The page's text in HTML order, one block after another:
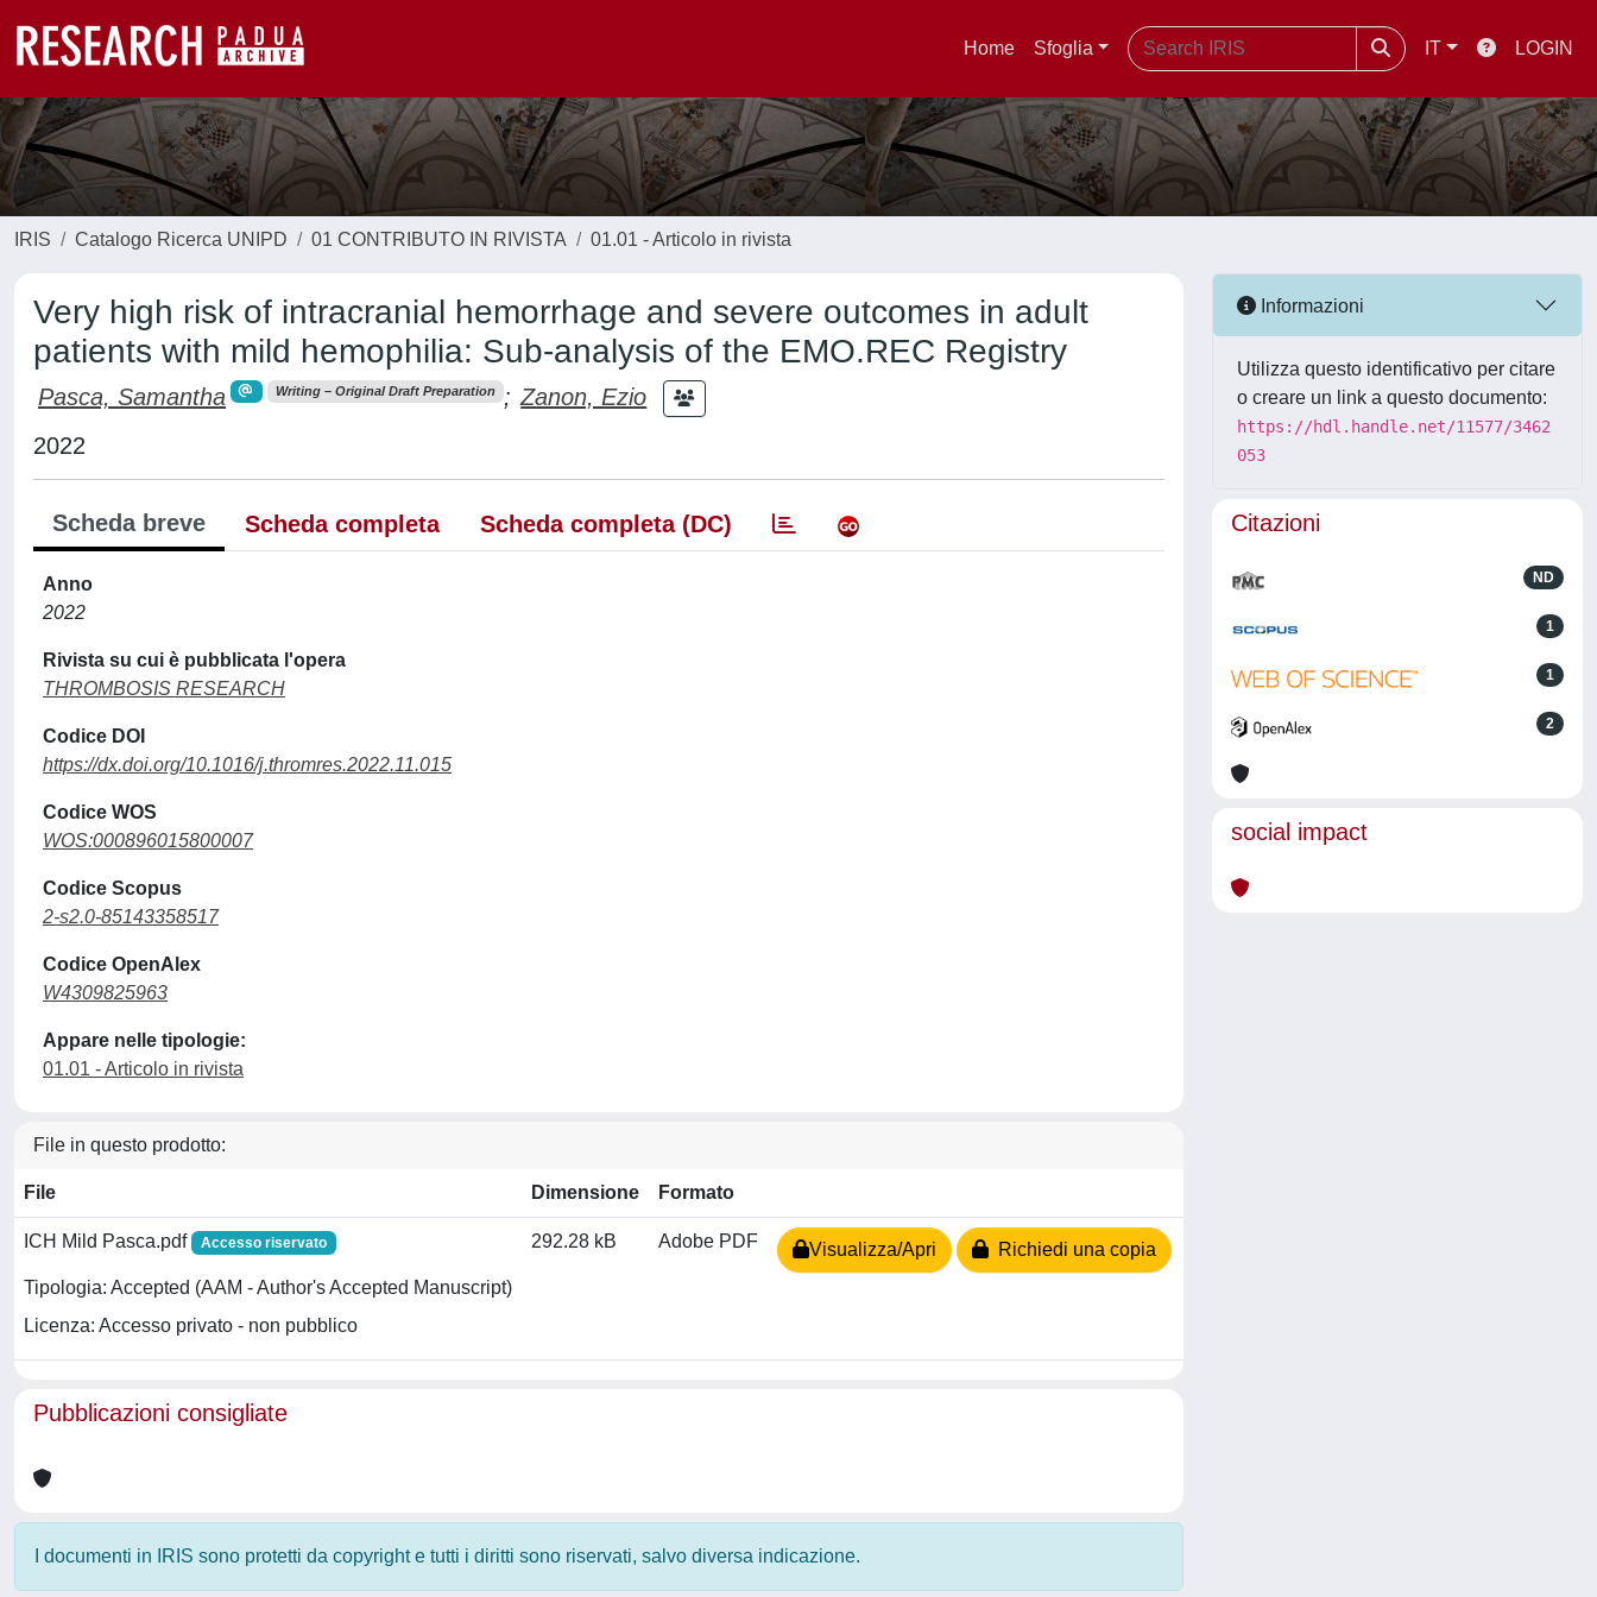
Home Sfoglia IT LOGIN
IRIS Catalogo Ricerca UNIPD 01 CONTRIBUTO IN RIVISTA 01.01 - Articolo in rivista
Very high risk of intracranial hemorrhage and severe outcomes in adult
patients with mild hemophilia: Sub-analysis of the EMO.REC Registry
Pasca, Samantha Writing – Original Draft Preparation ; Zanon, Ezio
2022
Scheda breve Scheda completa Scheda completa (DC)
Anno
2022
Rivista su cui è pubblicata l'opera
THROMBOSIS RESEARCH
Codice DOI
https://dx.doi.org/10.1016/j.thromres.2022.11.015
Codice WOS
WOS:000896015800007
Codice Scopus
2-s2.0-85143358517
Codice OpenAlex
W4309825963
Appare nelle tipologie:
01.01 - Articolo in rivista
File in questo prodotto:
File Dimensione Formato
ICH Mild Pasca.pdf Accesso riservato
Tipologia: Accepted (AAM - Author's Accepted Manuscript)
Licenza: Accesso privato - non pubblico
292.28 kB Adobe PDF Visualizza/Apri Richiedi una copia
Pubblicazioni consigliate
I documenti in IRIS sono protetti da copyright e tutti i diritti sono riservati, salvo diversa indicazione.
Informazioni
Utilizza questo identificativo per citare
o creare un link a questo documento:
https://hdl.handle.net/11577/3462
053
Citazioni
ND
1
1
2
social impact